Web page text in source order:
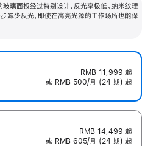
玻璃面板经过特别设计，反光率极低。纳米纹理
减少反光，即使在高亮光源的工作场所也能保
RMB 11,999 起
或 RMB 500/月 (24 期) 起
RMB 14,499 起
或 RMB 605/月 (24 期) 起